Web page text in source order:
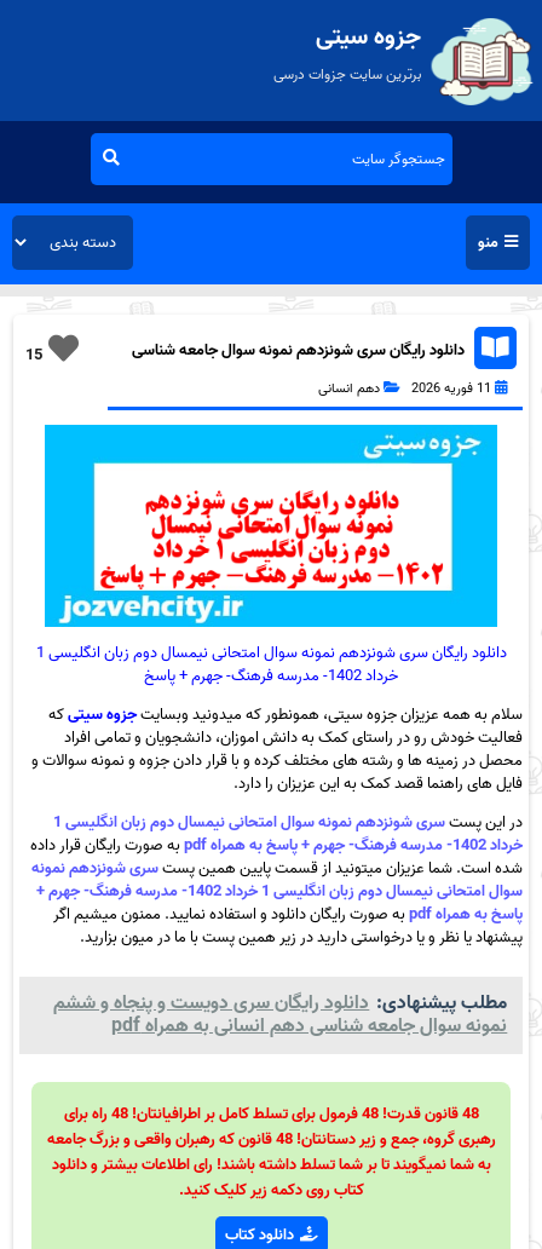
جزوه سیتی
برترین سایت جزوات درسی
منو
15
دانلود رایگان سری شونزدهم نمونه سوال جامعه شناسی
دهم انسانی به همراه pdf
11 فوریه 2026 دهم انسانی
دانلود رایگان سری شونزدهم نمونه سوال امتحانی نیمسال دوم زبان انگلیسی 1
خرداد 1402- مدرسه فرهنگ- جهرم + پاسخ
سلام به همه عزیزان جزوه سیتی، همونطور که میدونید وبسایتجزوه سیتیکه
فعالیت خودش رو در راستای کمک به دانش اموزان، دانشجویان و تمامی افراد
محصل در زمینه ها و رشته های مختلف کرده و با قرار دادن جزوه و نمونه سوالات و
فایل های راهنما قصد کمک به این عزیزان را دارد.
در این پست
سری شونزدهم نمونه سوال امتحانی نیمسال دوم زبان انگلیسی 1
خرداد 1402- مدرسه فرهنگ- جهرم + پاسخ به همراه pdf
به صورت رایگان قرار داده
شده است. شما عزیزان میتونید از قسمت پایین همین پستسری شونزدهم نمونه
سوال امتحانی نیمسال دوم زبان انگلیسی 1 خرداد 1402- مدرسه فرهنگ- جهرم +
پاسخ به همراه pdf
به صورت رایگان دانلود و استفاده نمایید. ممنون میشیم اگر
پیشنهاد یا نظر و یا درخواستی دارید در زیر همین پست با ما در میون بزارید.
مطلب پیشنهادی: دانلود رایگان سری دویست و پنجاه و ششم
نمونه سوال جامعه شناسی دهم انسانی به همراه pdf
48 قانون قدرت! 48 فرمول برای تسلط کامل بر اطرافیانتان! 48 راه برای
رهبری گروه، جمع و زیر دستانتان! 48 قانون که رهبران واقعی و بزرگ جامعه
به شما نمیگویند تا بر شما تسلط داشته باشند! رای اطلاعات بیشتر و دانلود
کتاب روی دکمه زیر کلیک کنید.
دانلود کتاب